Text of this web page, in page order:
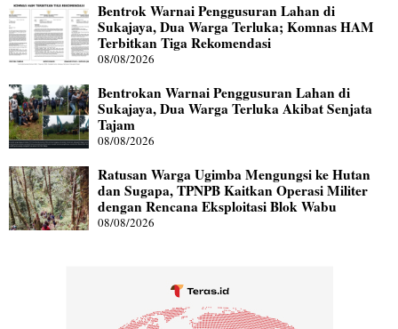
Bentrok Warnai Penggusuran Lahan di
Sukajaya, Dua Warga Terluka; Komnas HAM
Terbitkan Tiga Rekomendasi
08/08/2026
Bentrokan Warnai Penggusuran Lahan di
Sukajaya, Dua Warga Terluka Akibat Senjata
Tajam
08/08/2026
Ratusan Warga Ugimba Mengungsi ke Hutan
dan Sugapa, TPNPB Kaitkan Operasi Militer
dengan Rencana Eksploitasi Blok Wabu
08/08/2026